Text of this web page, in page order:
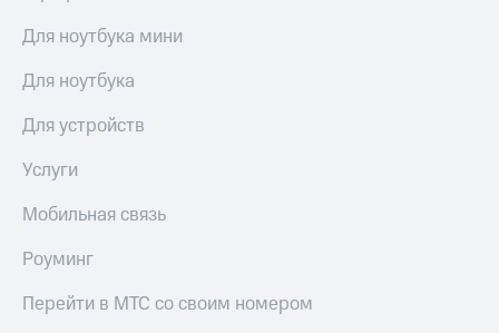
Для ноутбука мини
Для ноутбука
Для устройств
Услуги
Мобильная связь
Роуминг
Перейти в МТС со своим номером